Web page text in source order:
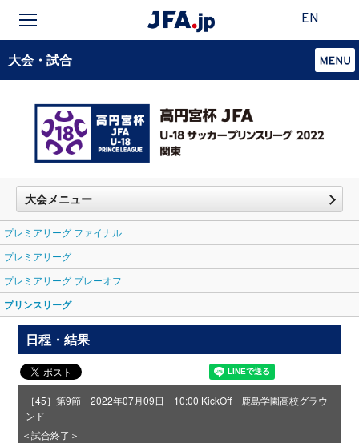
EN
大会・試合
大会メニュー
プレミアリーグ ファイナル
プレミアリーグ
プレミアリーグ プレーオフ
プリンスリーグ
日程・結果
［45］第9節 2022年07月09日 10:00 KickOff 鹿島学園高校グラウ
ンド
＜試合終了＞